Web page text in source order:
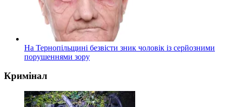
На Тернопільщині безвісти зник чоловік із серйозними
порушеннями зору
Кримінал